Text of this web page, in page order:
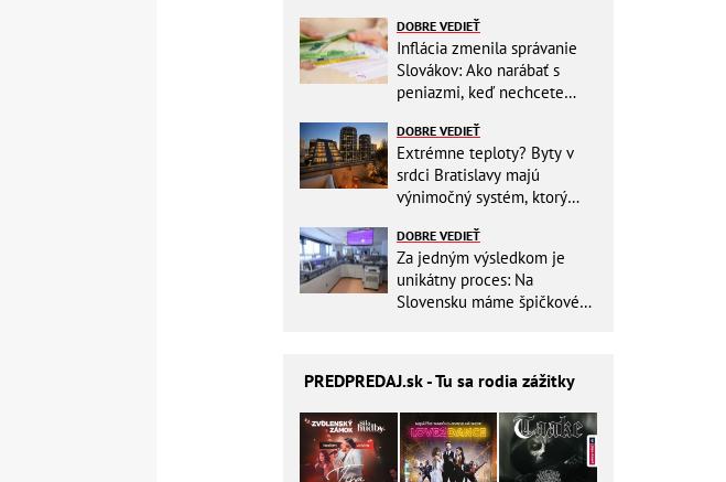
DOBRE VEDIEŤ
Inflácia zmenila správanie
Slovákov: Ako narábať s
peniazmi, keď nechcete
DOBRE VEDIEŤ
Extrémne teploty? Byty v
srdci Bratislavy majú
výnimočný systém, ktorý
DOBRE VEDIEŤ
Za jedným výsledkom je
unikátny proces: Na
Slovensku máme špičkové
PREDPREDAJ.sk - Tu sa rodia zážitky